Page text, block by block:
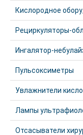
Кислородное
Рециркуляторы-
Ингалятор-
Пульсоксиметры
Увлажнители
Лампы
Отсасыватели